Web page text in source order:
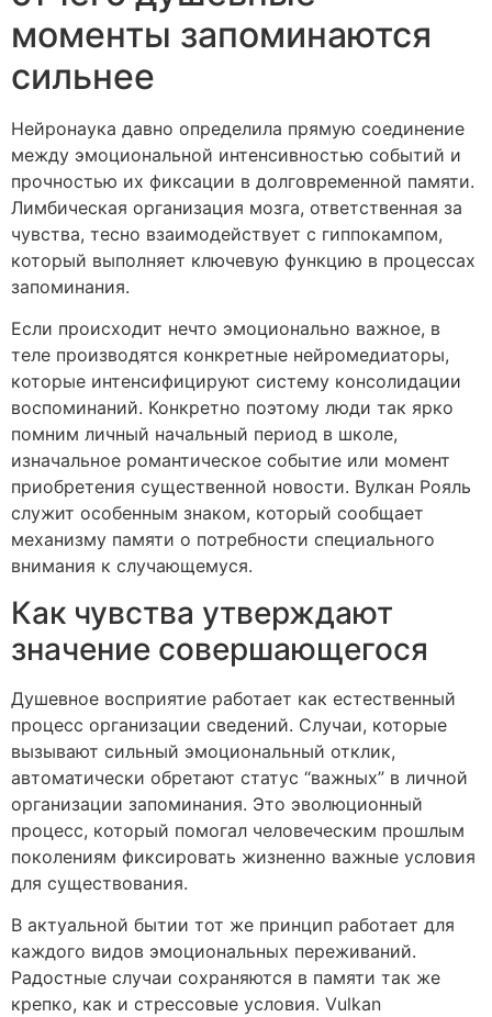
моменты запоминаются
сильнее
Нейронаука давно определила прямую соединение
между эмоциональной интенсивностью событий и
прочностью их фиксации в долговременной памяти.
Лимбическая организация мозга, ответственная за
чувства, тесно взаимодействует с гиппокампом,
который выполняет ключевую функцию в процессах
запоминания.
Если происходит нечто эмоционально важное, в
теле производятся конкретные нейромедиаторы,
которые интенсифицируют систему консолидации
воспоминаний. Конкретно поэтому люди так ярко
помним личный начальный период в школе,
изначальное романтическое событие или момент
приобретения существенной новости. Вулкан Рояль
служит особенным знаком, который сообщает
механизму памяти о потребности специального
внимания к случающемуся.
Как чувства утверждают
значение совершающегося
Душевное восприятие работает как естественный
процесс организации сведений. Случаи, которые
вызывают сильный эмоциональный отклик,
автоматически обретают статус “важных” в личной
организации запоминания. Это эволюционный
процесс, который помогал человеческим прошлым
поколениям фиксировать жизненно важные условия
для существования.
В актуальной бытии тот же принцип работает для
каждого видов эмоциональных переживаний.
Радостные случаи сохраняются в памяти так же
крепко, как и стрессовые условия. Vulkan